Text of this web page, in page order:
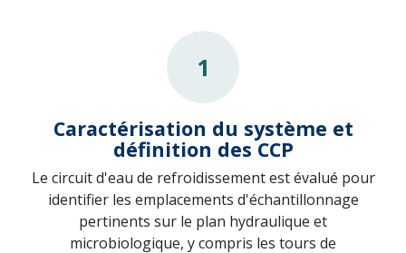
1
Caractérisation du système et
définition des CCP
Le circuit d'eau de refroidissement est évalué pour
identifier les emplacements d'échantillonnage
pertinents sur le plan hydraulique et
microbiologique, y compris les tours de